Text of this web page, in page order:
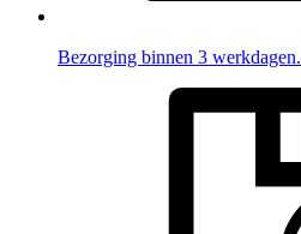
Bezorging binnen 3 werkdagen.